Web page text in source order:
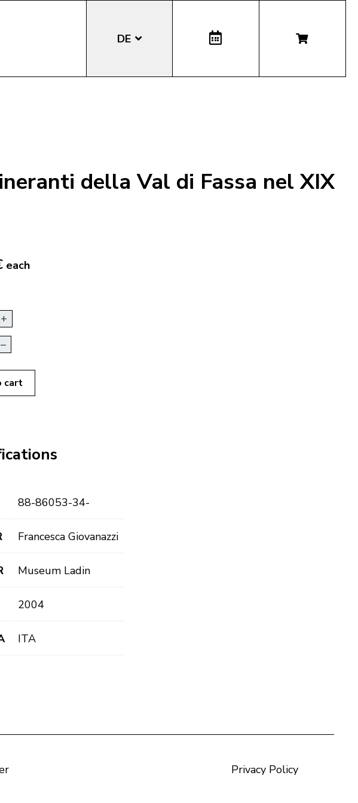
DE
della Val di Fassa nel XIX
each
+
–
cart
88-86053-34-
Francesca Giovanazzi
Museum Ladin
2004
ITA
Privacy Policy